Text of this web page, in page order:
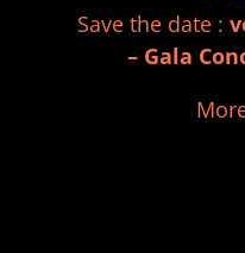
Save the date :
– Gala